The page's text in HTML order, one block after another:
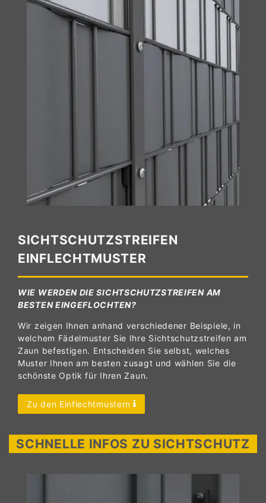
SICHTSCHUTZSTREIFEN
EINFLECHTMUSTER
WIE WERDEN DIE SICHTSCHUTZSTREIFEN AM
BESTEN EINGEFLOCHTEN?
Wir zeigen Ihnen anhand verschiedener Beispiele, in
welchem Fädelmuster Sie Ihre Sichtschutzstreifen am
Zaun befestigen. Entscheiden Sie selbst, welches
Muster Ihnen am besten zusagt und wählen Sie die
schönste Optik für Ihren Zaun.
Zu den Einflechtmustern
SCHNELLE INFOS ZU SICHTSCHUTZ